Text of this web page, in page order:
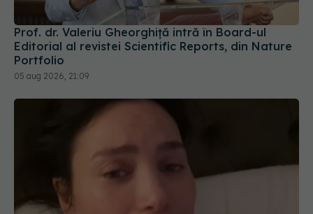
Prof. dr. Valeriu Gheorghiță intră în Board-ul
Editorial al revistei Scientific Reports, din Nature
Portfolio
05 aug 2026, 21:09